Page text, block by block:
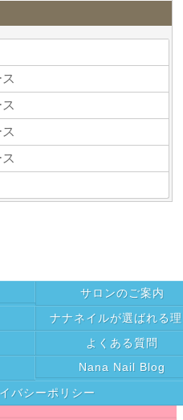
サロンのご案内
ナナネイルが選ばれる
よくある質問
Nana Nail Blog
バシーポリシー